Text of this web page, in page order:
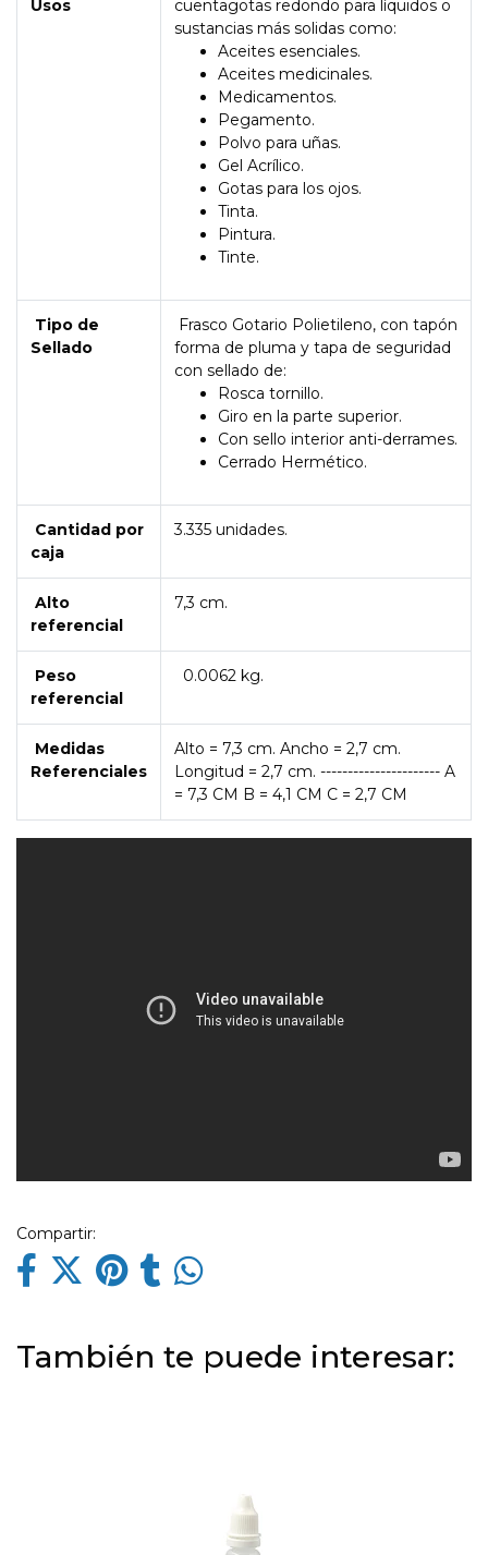
Usos
cuentagotas redondo para líquidos o
sustancias más solidas como:
Aceites esenciales.
Aceites medicinales.
Medicamentos.
Pegamento.
Polvo para uñas.
Gel Acrílico.
Gotas para los ojos.
Tinta.
Pintura.
Tinte.
Tipo de
Sellado
Frasco Gotario Polietileno, con tapón
forma de pluma y tapa de seguridad
con sellado de:
Rosca tornillo.
Giro en la parte superior.
Con sello interior anti-derrames.
Cerrado Hermético.
Cantidad por
caja
3.335 unidades.
Alto
referencial
7,3 cm.
Peso
referencial
0.0062 kg.
Medidas
Referenciales
Alto = 7,3 cm. Ancho = 2,7 cm.
Longitud = 2,7 cm. ---------------------- A
= 7,3 CM B = 4,1 CM C = 2,7 CM
Compartir:
También te puede interesar: